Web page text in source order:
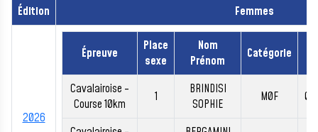
Édition Femmes
2026
Épreuve
Place
sexe
Nom
Prénom
Catégorie
Cavalairoise -
Course 10km
1
BRINDISI
SOPHIE
M0F